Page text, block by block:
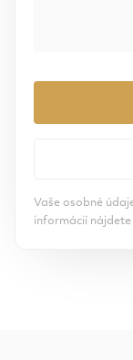
Vaše osobné
informácií nájdete